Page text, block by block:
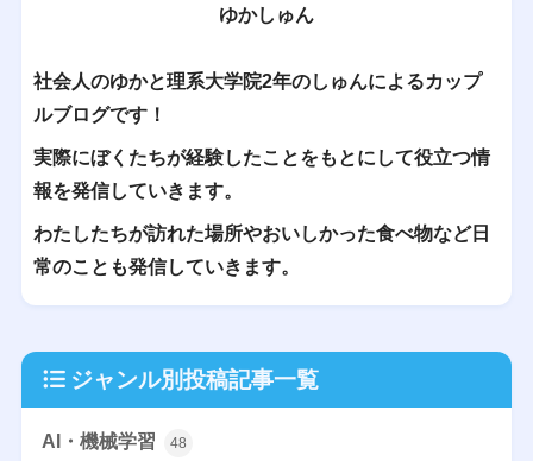
ゆかしゅん
社会人のゆかと理系大学院2年のしゅんによるカップ
ルブログです！
実際にぼくたちが経験したことをもとにして役立つ情
報を発信していきます。
わたしたちが訪れた場所やおいしかった食べ物など日
常のことも発信していきます。
ジャンル別投稿記事一覧
AI・機械学習 48